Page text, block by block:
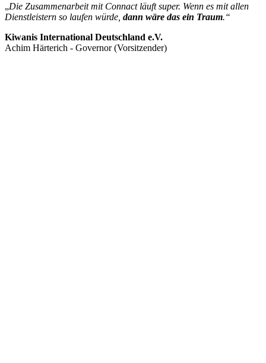
„Die Zusammenarbeit mit Connact läuft super. Wenn es mit allen
Dienstleistern so laufen würde, dann wäre das ein Traum.“
Kiwanis International Deutschland e.V.
Achim Härterich - Governor (Vorsitzender)